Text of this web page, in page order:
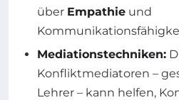
über Empathie und
Mediationstechniken:
Konfliktmediatoren –
Lehrer – kann helfen,